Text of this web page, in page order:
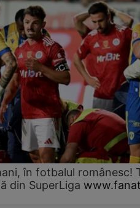
în fotbalul românesc!
din SuperLiga